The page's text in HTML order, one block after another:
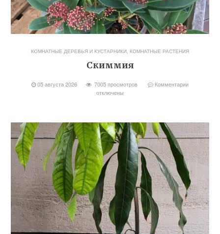
КОМНАТНЫЕ ДЕРЕВЬЯ И КУСТАРНИКИ, КОМНАТНЫЕ РАСТЕНИЯ
Скиммия
05 августа 2026 7005 просмотров
Комментарии
отключены